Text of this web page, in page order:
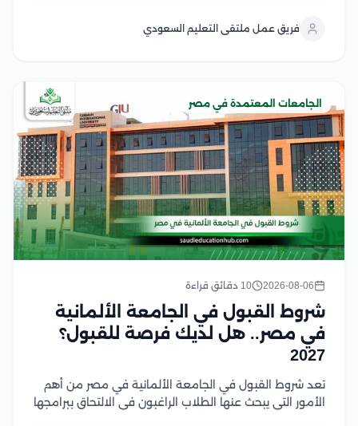
المطلوبة، والالتزام بالضوابط التي يحددها المعهد والجهات
فريق عمل ملتقى التعليم السعودي
الجامعات المعتمدة في مصر
2026-08-06 10 دقائق قراءة
شروط القبول في الجامعة الألمانية
في مصر.. هل لديك فرصة للقبول؟
2027
تعد شروط القبول في الجامعة الألمانية في مصر من أهم
الأمور التي يبحث عنها الطلاب الراغبون في الالتحاق ببرامجها